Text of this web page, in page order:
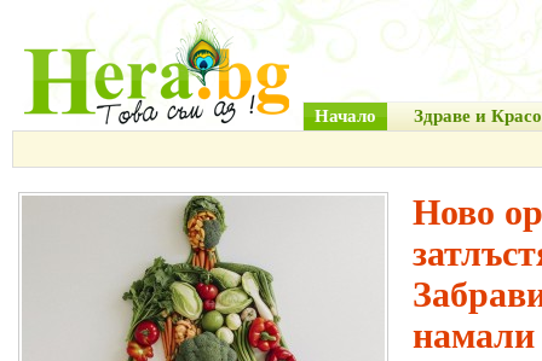
Начало Здраве и
Ново
намали